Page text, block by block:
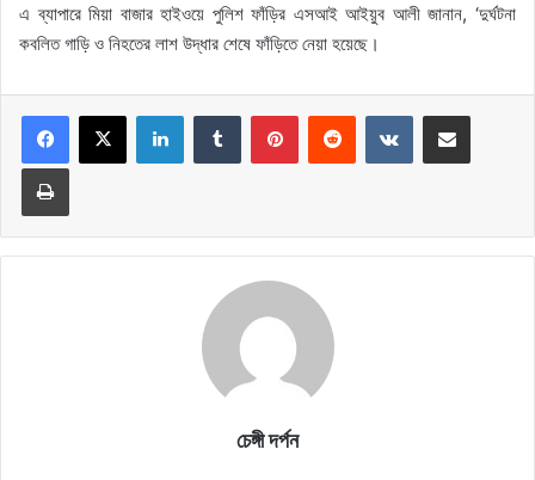
এ ব্যাপারে মিয়া বাজার হাইওয়ে পুলিশ ফাঁড়ির এসআই আইয়ুব আলী জানান, ‘দুর্ঘটনা
কবলিত গাড়ি ও নিহতের লাশ উদ্ধার শেষে ফাঁড়িতে নেয়া হয়েছে।
LinkedInTumblr PinterestReddit VKontakteShare via Email
Print
চেঙ্গী দর্পন